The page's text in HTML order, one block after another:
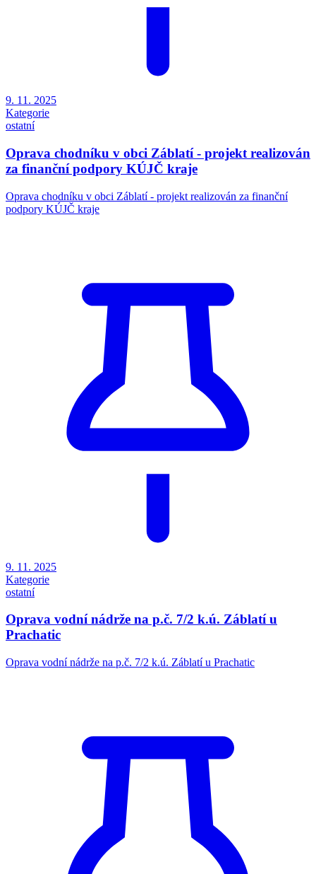
9. 11. 2025
Kategorie
ostatní
Oprava chodníku v obci Záblatí - projekt realizován
za finanční podpory KÚJČ kraje
Oprava chodníku v obci Záblatí - projekt realizován za finanční
podpory KÚJČ kraje
9. 11. 2025
Kategorie
ostatní
Oprava vodní nádrže na p.č. 7/2 k.ú. Záblatí u
Prachatic
Oprava vodní nádrže na p.č. 7/2 k.ú. Záblatí u Prachatic